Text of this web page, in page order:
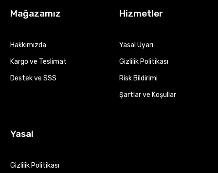
Mağazamız
Hakkımızda
Kargo ve Teslimat
Destek ve SSS
Hizmetler
Yasal Uyarı
Gizlilik Politikası
Risk Bildirimi
Şartlar ve Koşullar
Yasal
Gizlilik Politikası